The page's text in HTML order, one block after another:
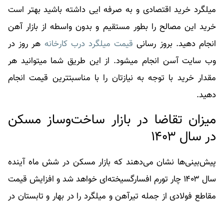
میلگرد خرید اقتصادی و به صرفه ایی داشته باشید بهتر است
خرید این مصالح را بطور مستقیم و بدون واسطه از بازار آهن
انجام دهید. بروز رسانی قیمت میلگرد درب کارخانه هر روز در
وب سایت آسن انجام می­شود. از این طریق شما می­توانید هر
مقدار خرید با توجه به نیازتان را با مناسبت­ترین قیمت انجام
دهید.
میزان تقاضا در بازار ساخت‌و‌ساز مسکن
در سال ۱۴۰۳
پیش‌بینی‌ها نشان می‌دهند که بازار مسکن در شش ماه آینده
سال ۱۴۰۳ چار تورم افسارگسیخته‌ای خواهد شد و افزایش قیمت
مقاطع فولادی از جمله تیرآهن و میلگرد را در بهار و تابستان در